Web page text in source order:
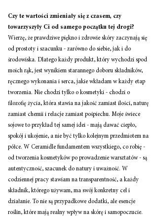
Czy te wartości zmieniały się z czasem, czy
towarzyszyły Ci od samego początku tej drogi?
Wierzę, że prawdziwe piękno i zdrowie skóry zaczynają się
od prostoty i szacunku - zarówno do siebie, jak i do
środowiska. Dlatego każdy produkt, który wychodzi spod
moich rąk, jest wynikiem starannego doboru składników,
ręcznego wykonania i serca, jakie wkładam w każdy etap
tworzenia. Nie chodzi tylko o kosmetyki - chodzi o
filozofię życia, która stawia na jakość zamiast ilości, naturę
zamiast chemii i relacje zamiast pośpiechu. Moje świece
sojowe to przykład tej samej idei - mają dawać ciepło,
spokój i ukojenie, a nie być tylko kolejnym przedmiotem na
półce. W Ceramidle fundamentem wszystkiego, co robię -
od tworzenia kosmetyków po prowadzenie warsztatów - są
autentyczność, szacunek do natury i uważność. W
codziennej pracy stawiam na transparentność, a każdy
składnik, którego używam, ma swój konkretny cel i
działanie. To nie są przypadkowe dodatki, ale esencje
roślin, które mają realny wpływ na skórę i samopoczucie.